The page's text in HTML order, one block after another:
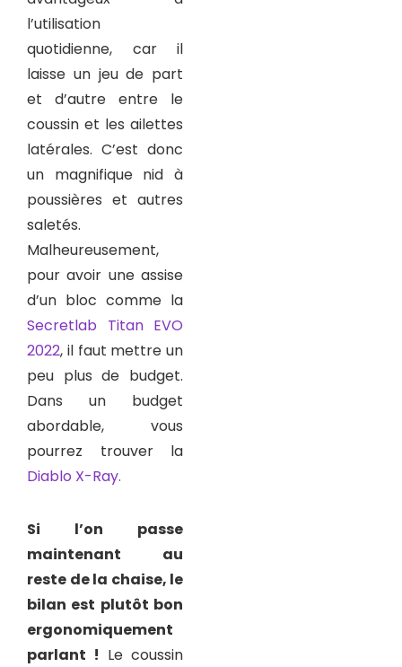
l’utilisation
quotidienne, car il
laisse un jeu de part
et d’autre entre le
coussin et les ailettes
latérales. C’est donc
un magnifique nid à
poussières et autres
saletés.
Malheureusement,
pour avoir une assise
d’un bloc comme la
Secretlab Titan EVO
2022, il faut mettre un
peu plus de budget.
Dans un budget
abordable, vous
pourrez trouver la
Diablo X-Ray.
Si l’on passe
maintenant au
reste de la chaise, le
bilan est plutôt bon
ergonomiquement
parlant ! Le coussin